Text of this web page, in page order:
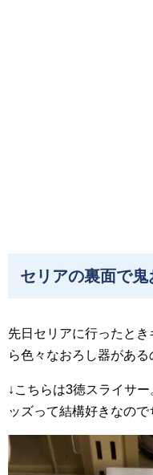
セリアの裏面で
先日セリアに行ったと
ら色々なおろし器がある
↓こちらは3徳スライサ
ッズって結構好きなので